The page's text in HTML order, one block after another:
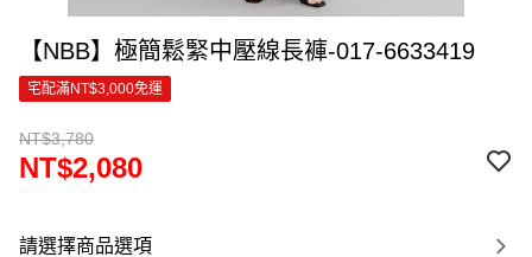
【NBB】極簡鬆緊中壓線長褲-017-6633419
宅配滿NT$3,000免運
NT$3,780
NT$2,080
請選擇商品選項